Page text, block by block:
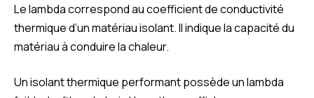
Le lambda correspond au coefficient de conductivité
thermique d’un matériau isolant. Il indique la capacité du
matériau à conduire la chaleur.
Un isolant thermique performant possède un lambda